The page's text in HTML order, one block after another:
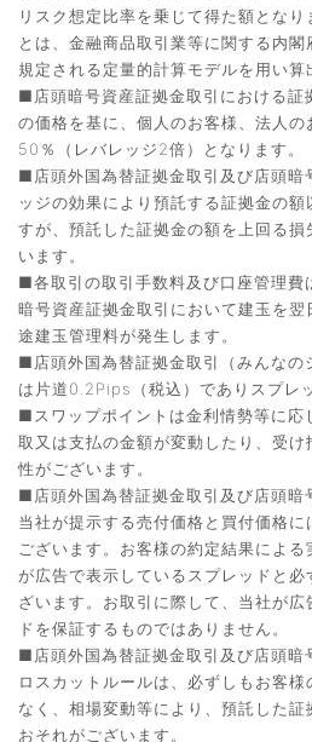
リスク想定比率を乗じて得た額とな
とは、金融商品取引業等に関する内閣
規定される定量的計算モデルを用い算
■店頭暗号資産証拠金取引における証
の価格を基に、個人のお客様、法人
50％（レバレッジ2倍）となります。
■店頭外国為替証拠金取引及び店頭暗
ッジの効果により預託する証拠金の額
すが、預託した証拠金の額を上回る
います。
■各取引の取引手数料及び口座管理費
暗号資産証拠金取引において建玉を
途建玉管理料が発生します。
■店頭外国為替証拠金取引（みんなの
は片道0.2Pips（税込）でありスプレ
■スワップポイントは金利情勢等に応
取又は支払の金額が変動したり、受
性がございます。
■店頭外国為替証拠金取引及び店頭暗
当社が提示する売付価格と買付価格
ございます。お客様の約定結果によ
が広告で表示しているスプレッドと
ざいます。お取引に際して、当社が
ドを保証するものではありません。
■店頭外国為替証拠金取引及び店頭暗
ロスカットルールは、必ずしもお客
なく、相場変動等により、預託した
おそれがございます。